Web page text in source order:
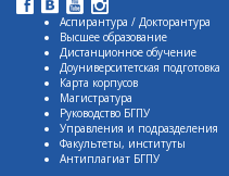
Аспирантура / Докторантура
Высшее образование
Дистанционное обучение
Доуниверситетская подготовка
Карта корпусов
Магистратура
Руководство БГПУ
Управления и подразделения
Факультеты, институты
Антиплагиат БГПУ